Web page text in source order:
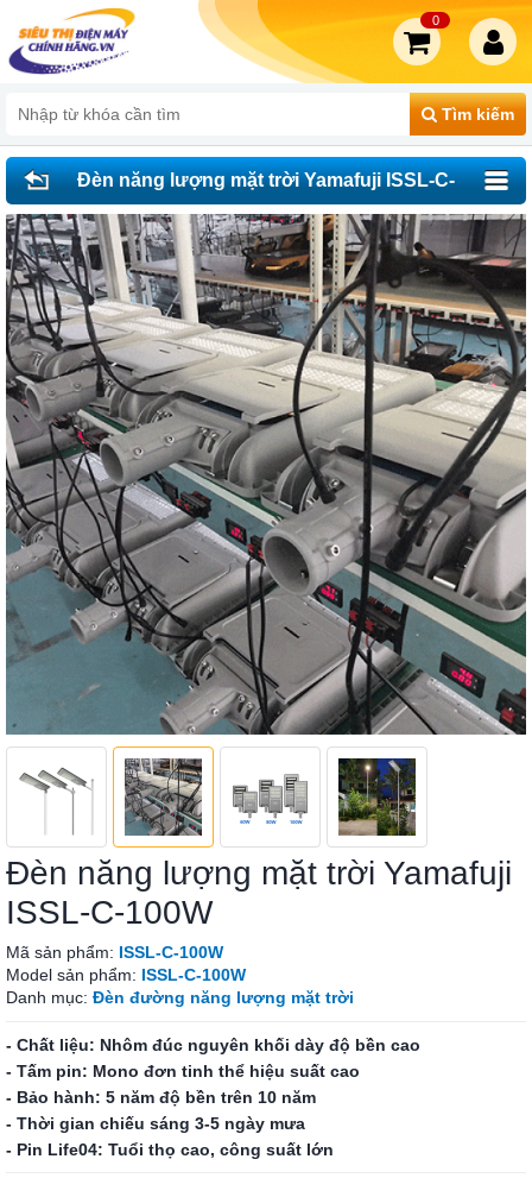
Tìm kiếm
0
Đèn năng lượng mặt trời Yamafuji ISSL-C-
100W
Đèn năng lượng mặt trời Yamafuji
ISSL-C-100W
Mã sản phẩm: ISSL-C-100W
Model sản phẩm: ISSL-C-100W
Danh mục: Đèn đường năng lượng mặt trời
- Chất liệu: Nhôm đúc nguyên khối dày độ bền cao
- Tấm pin: Mono đơn tinh thể hiệu suất cao
- Bảo hành: 5 năm độ bền trên 10 năm
- Thời gian chiếu sáng 3-5 ngày mưa
- Pin Life04: Tuổi thọ cao, công suất lớn